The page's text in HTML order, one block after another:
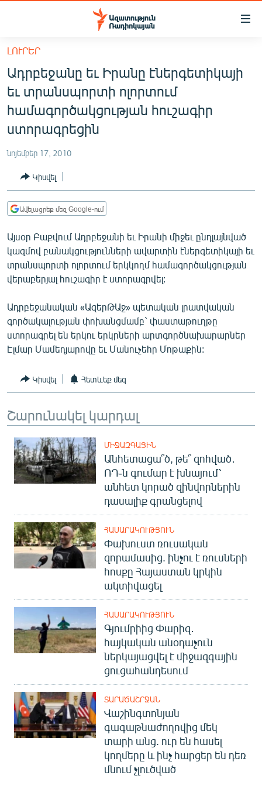
Մատչելիության
հիմնական
բովանդակությանը
Անցնել
հիմնական
մենյուին
Որոնում
ՀԱՅԱՍՏԱՆ
ՔԱՂԱՔԱԿԱՆ
ԸՆՏՐՈՒԹՅՈՒՆՆԵՐ 2026
ՏՆՏԵՍՈՒԹՅՈՒՆ
ՂԱՐԱԲԱՂ
ՏԱՐԱԾԱՇՐՋԱՆ
ՄԻՋԱԶԳԱՅԻՆ
ՍՊՈՐՏ
ՄԵԿՆԱԲԱՆՈՒԹՅՈՒՆ
ՏՏ ԵՒ ԻՆՏԵՐՆԵՏ
ԿՈՐՈՆԱՎԻՐՈՒՍ
ՏԵՍԱՆՅՈՒԹԵՐ
ԲԱՆԱՎԵՃ
ՁԳՏԵԼՈՎ ԼԱՎԱԳՈՒՅՆԻՆ
ՓՈԴՔԱՍԹ
Հայերեն
English
Русский
«Ազատության» բոլոր կայքերը
ԼՈՒՐԵՐ
Ադրբեջանը եւ Իրանը էներգետիկայի
եւ տրանսպորտի ոլորտում
համագործակցության հուշագիր
ստորագրեցին
նոյեմբեր 17, 2010
Կիսվել
Ավելացրեք մեզ Google-ում
Այսօր Բաքվում Ադրբեջանի եւ Իրանի միջեւ ընդլայնված
կազմով բանակցությունների ավարտին էներգետիկայի եւ
տրանսպորտի ոլորտում երկկողմ համագործակցության
վերաբերյալ հուշագիր է ստորագրվել:
Ադրբեջանական «ԱզերԹԱջ» պետական լրատվական
գործակալության փոխանցմամբ` փաստաթուղթը
ստորագրել են երկու երկրների արտգործնախարարներ
Էլմար Մամեդյարովը եւ Մանուչեհր Մոթաքին:
Կիսվել Հետևեք մեզ
Շարունակել կարդալ
ՄԻՋԱԶԳԱՅԻՆ
Անհետացա՞ծ, թե՞ զոհված․
ՌԴ-ն գումար է խնայում՝
անհետ կորած զինվորներին
դասալիք գրանցելով
ՀԱՍԱՐԱԿՈՒԹՅՈՒՆ
Փախուստ ռուսական
զորամասից. ինչու է ռուսների
հոսքը Հայաստան կրկին
ակտիվացել
ՀԱՍԱՐԱԿՈՒԹՅՈՒՆ
Գյումրիից Փարիզ․
հայկական անօդաչուն
ներկայացվել է միջազգային
ցուցահանդեսում
ՏԱՐԱԾԱՇՐՋԱՆ
Վաշինգտոնյան
գագաթնաժողովից մեկ
տարի անց. ուր են հասել
կողմերը և ինչ հարցեր են դեռ
մնում չլուծված